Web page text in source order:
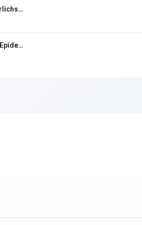
Stimmt's, dass Mücken die gefährlichsten Tiere sind?
Stimmt's, dass es eine Autismus-Epidemie gibt?